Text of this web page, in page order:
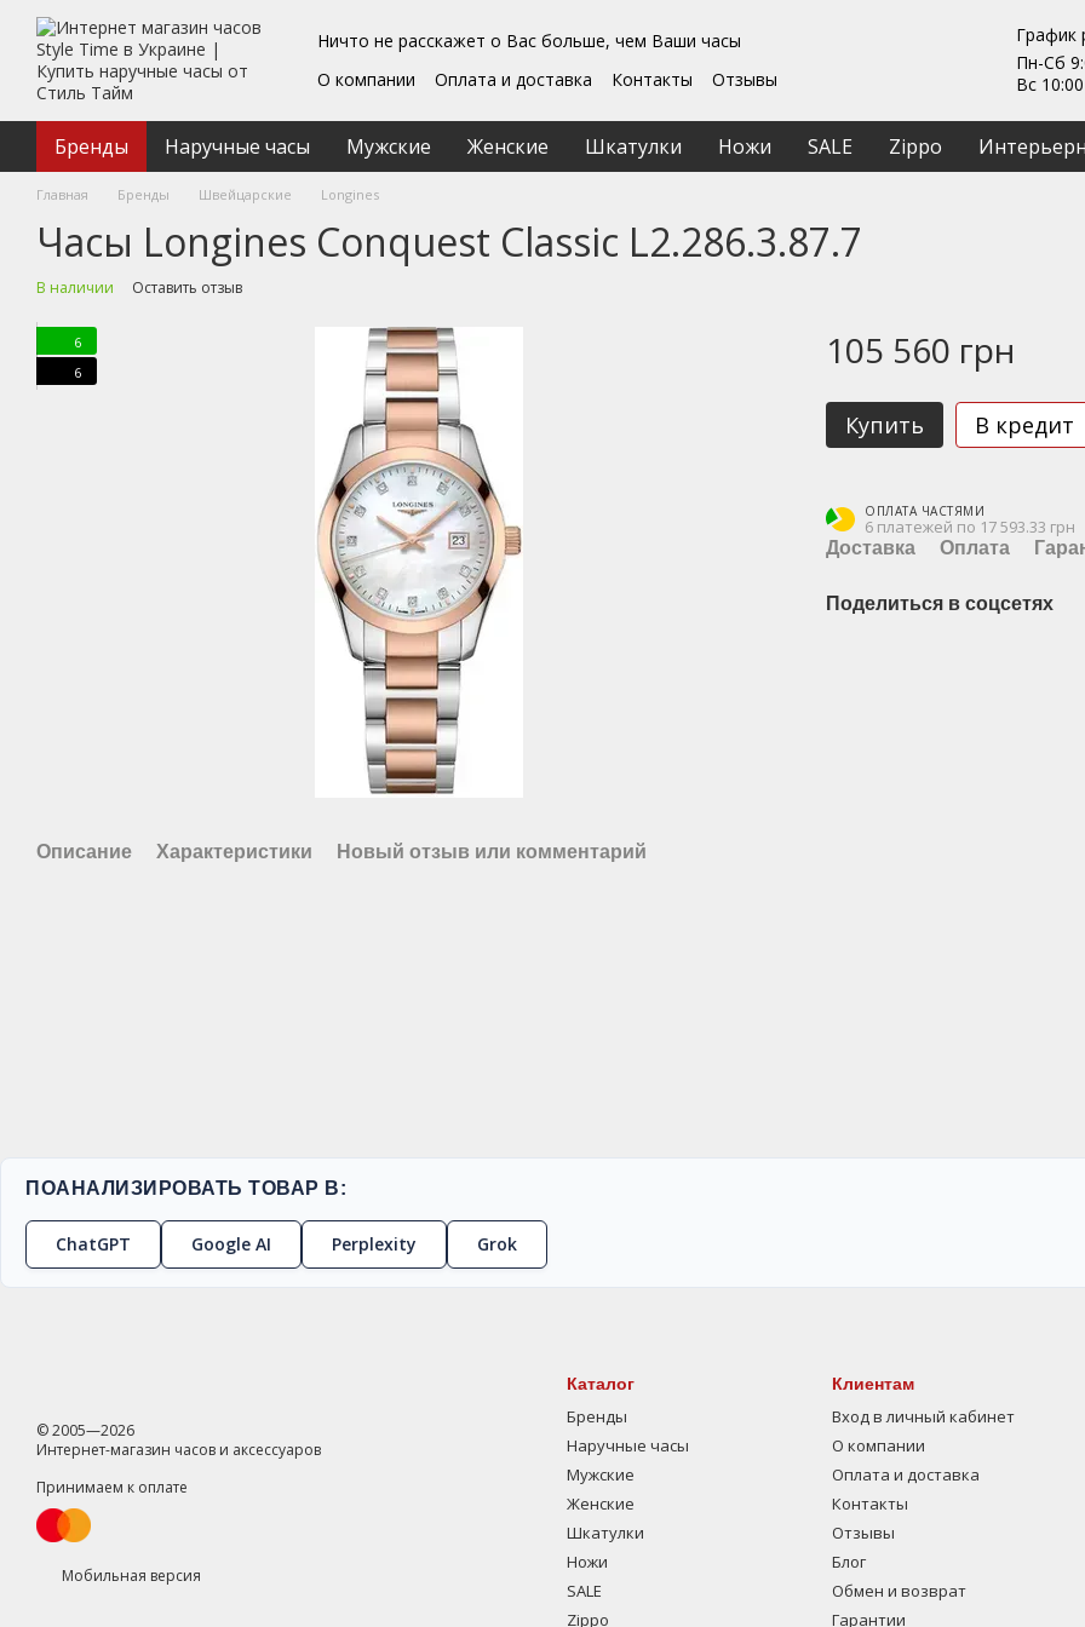
Перейти к основному контенту
Ничто не расскажет о Вас больше, чем Ваши часы
О компании
Оплата и доставка Контакты
Отзывы
Пользовательское соглашение
График
Пн-Сб
Вс
Бренды Наручные часы Мужские Женские Шкатулки Ножи SALE Zippo
Главная Бренды Швейцарские Longines
Часы Longines Conquest Classic L2.286.3.87.7
В наличии Оставить отзыв
6
6
Описание Характеристики Новый отзыв или комментарий
105 560 грн
Купить В кредит
ОПЛАТА ЧАСТЯМИ
6 платежей по 17 593.33 грн
Доставка Оплата
Поделиться в соцсетях
ПОАНАЛИЗИРОВАТЬ ТОВАР В:
ChatGPT Google AI Perplexity Grok
© 2005—2026
Интернет-магазин часов и аксессуаров
Принимаем к оплате
Мобильная версия
Каталог
Бренды
Наручные часы
Мужские
Женские
Шкатулки
Ножи
SALE
Zippo
Клиентам
Вход в личный кабинет
О компании
Оплата и доставка
Контакты
Отзывы
Блог
Обмен и возврат
Гарантии